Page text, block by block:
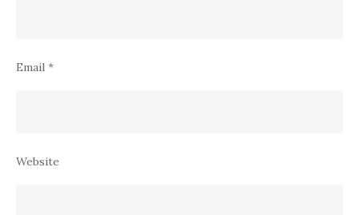
Email *
Website